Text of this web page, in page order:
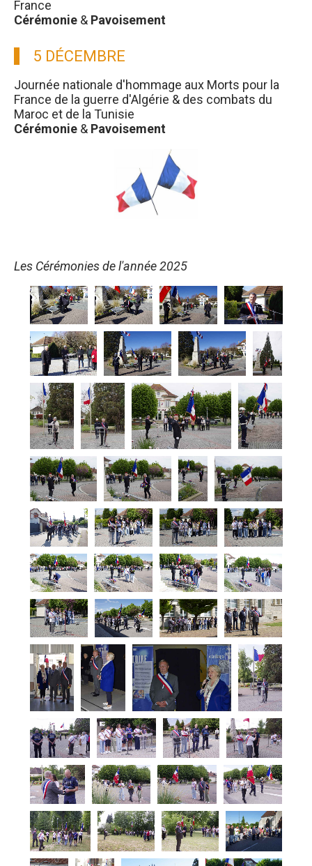
France
Cérémonie & Pavoisement
5 DÉCEMBRE
Journée nationale d'hommage aux Morts pour la
France de la guerre d'Algérie & des combats du
Maroc et de la Tunisie
Cérémonie & Pavoisement
Les Cérémonies de l'année 2025